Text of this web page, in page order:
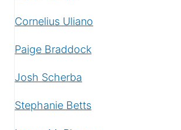
Cornelius Uliano
Paige Braddock
Josh Scherba
Stephanie Betts